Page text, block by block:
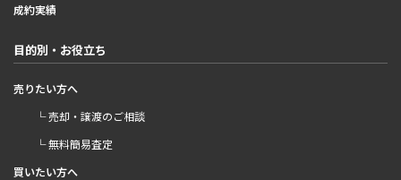
成約実績
目的別・お役立ち
売りたい方へ
└ 売却・譲渡のご相談
└ 無料簡易査定
買いたい方へ